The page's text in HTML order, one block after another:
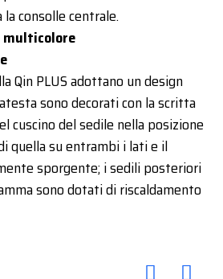
consolle centrale.
multicolore
Qin PLUS adottano un design
sono decorati con la scritta
cuscino del sedile nella posizione
quella su entrambi i lati e il
sporgente; i sedili posteriori
sono dotati di riscaldamento